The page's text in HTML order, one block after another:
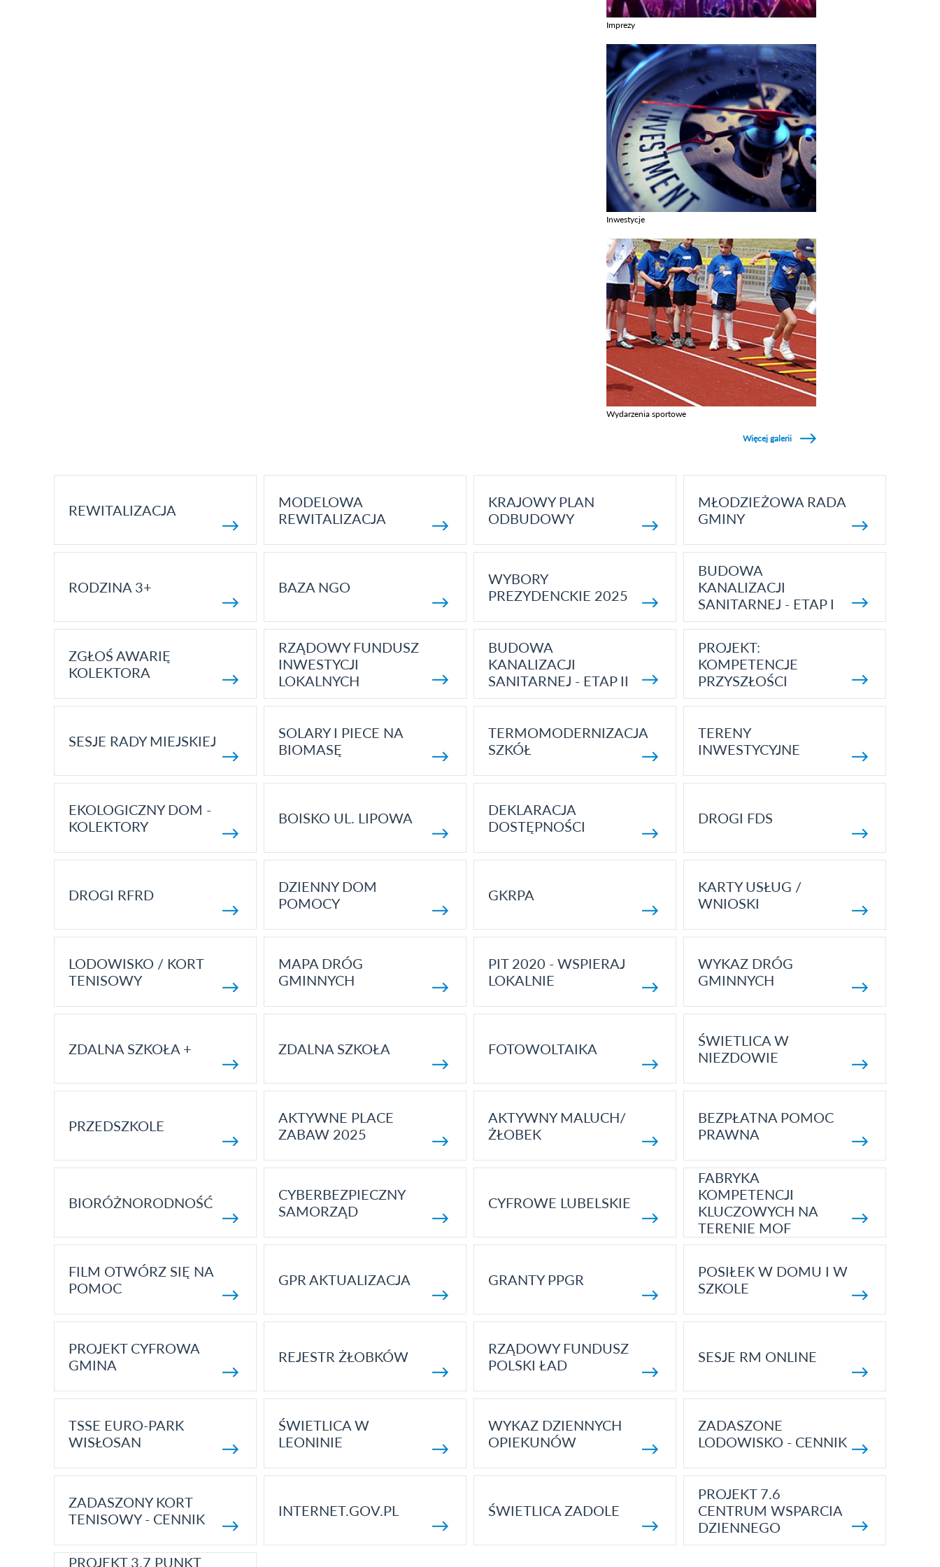
Imprezy
Inwestycje
Wydarzenia sportowe
Więcej galerii
REWITALIZACJA
MODELOWA
REWITALIZACJA
KRAJOWY PLAN
ODBUDOWY
MŁODZIEŻOWA RADA
GMINY
RODZINA 3+ BAZA NGO
WYBORY
PREZYDENCKIE 2025
BUDOWA
KANALIZACJI
SANITARNEJ - ETAP I
ZGŁOŚ AWARIĘ
KOLEKTORA
RZĄDOWY FUNDUSZ
INWESTYCJI
LOKALNYCH
BUDOWA
KANALIZACJI
SANITARNEJ - ETAP II
PROJEKT:
KOMPETENCJE
PRZYSZŁOŚCI
SESJE RADY MIEJSKIEJ
SOLARY I PIECE NA
BIOMASĘ
TERMOMODERNIZACJA
SZKÓŁ
TERENY
INWESTYCYJNE
EKOLOGICZNY DOM -
KOLEKTORY
BOISKO UL. LIPOWA
DEKLARACJA
DOSTĘPNOŚCI
DROGI FDS
DROGI RFRD
DZIENNY DOM
POMOCY
GKRPA
KARTY USŁUG /
WNIOSKI
LODOWISKO / KORT
TENISOWY
MAPA DRÓG
GMINNYCH
PIT 2020 - WSPIERAJ
LOKALNIE
WYKAZ DRÓG
GMINNYCH
ZDALNA SZKOŁA + ZDALNA SZKOŁA FOTOWOLTAIKA
ŚWIETLICA W
NIEZDOWIE
PRZEDSZKOLE
AKTYWNE PLACE
ZABAW 2025
AKTYWNY MALUCH/
ŻŁOBEK
BEZPŁATNA POMOC
PRAWNA
BIORÓŻNORODNOŚĆ
CYBERBEZPIECZNY
SAMORZĄD
CYFROWE LUBELSKIE
FABRYKA
KOMPETENCJI
KLUCZOWYCH NA
TERENIE MOF
FILM OTWÓRZ SIĘ NA
POMOC
GPR AKTUALIZACJA GRANTY PPGR
POSIŁEK W DOMU I W
SZKOLE
PROJEKT CYFROWA
GMINA
REJESTR ŻŁOBKÓW
RZĄDOWY FUNDUSZ
POLSKI ŁAD
SESJE RM ONLINE
TSSE EURO-PARK
WISŁOSAN
ŚWIETLICA W
LEONINIE
WYKAZ DZIENNYCH
OPIEKUNÓW
ZADASZONE
LODOWISKO - CENNIK
ZADASZONY KORT
TENISOWY - CENNIK
INTERNET.GOV.PL ŚWIETLICA ZADOLE
PROJEKT 7.6
CENTRUM WSPARCIA
DZIENNEGO
PROJEKT 3.7 PUNKT